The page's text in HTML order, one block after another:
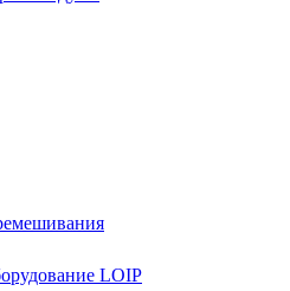
пищевой промышленности и
воздуха